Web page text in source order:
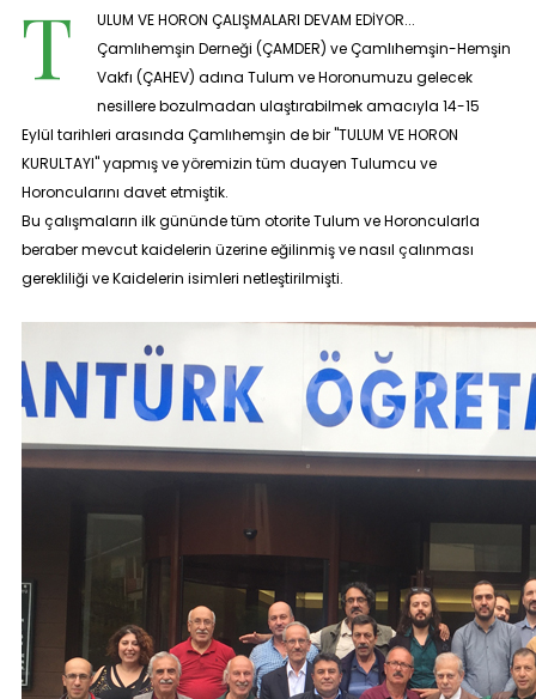
T
ULUM VE HORON ÇALIŞMALARI DEVAM EDİYOR...
Çamlıhemşin Derneği (ÇAMDER) ve Çamlıhemşin-Hemşin
Vakfı (ÇAHEV) adına Tulum ve Horonumuzu gelecek
nesillere bozulmadan ulaştırabilmek amacıyla 14-15
Eylül tarihleri arasında Çamlıhemşin de bir"TULUM VE HORON
KURULTAYI"yapmış ve yöremizin tüm duayen Tulumcu ve
Horoncularını davet etmiştik.
Bu çalışmaların ilk gününde tüm otorite Tulum ve Horoncularla
beraber mevcut kaidelerin üzerine eğilinmiş ve nasıl çalınması
gerekliliği ve Kaidelerin isimleri netleştirilmişti.